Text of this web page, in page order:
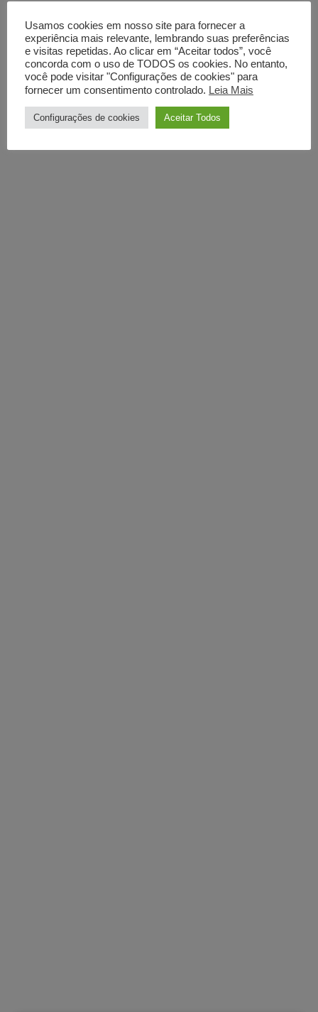
Usamos cookies em nosso site para fornecer a
experiência mais relevante, lembrando suas preferências
e visitas repetidas. Ao clicar em “Aceitar todos”, você
concorda com o uso de TODOS os cookies. No entanto,
você pode visitar "Configurações de cookies" para
fornecer um consentimento controlado. Leia Mais
Configurações de cookies Aceitar Todos